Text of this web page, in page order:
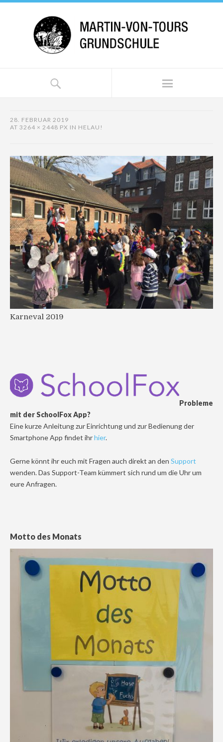
28. FEBRUAR 2019
AT 3264 × 2448 PX IN HELAU!
Karneval 2019
Probleme
mit der SchoolFox App?
Eine kurze Anleitung zur Einrichtung und zur Bedienung der
Smartphone App findet ihrhier.
Gerne könnt ihr euch mit Fragen auch direkt an den Support
wenden. Das Support-Team kümmert sich rund um die Uhr um
eure Anfragen.
Motto des Monats